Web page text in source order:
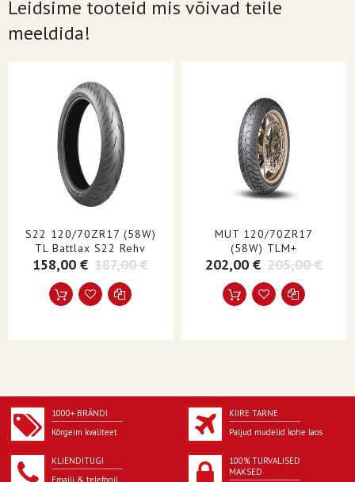
POSITSIOON
Esi
VELJE DIAMEETER
REHVI SUURUS
TURVISEMUSTER/MUDEL
Sportsman MK3
TUUBI TÜÜP
Tuubita
Supersport
TOOTE NIMETUS
Rehv
Leidsime tooteid mis võivad teile
meeldida!
S22 120/70ZR17 (58W)
TL Battlax S22 Rehv
158,00 € 187,00 €
MUT 120/70ZR17
(58W) TLM+
202,00 € 205,00 €
1000+ BRÄNDI
Kõrgeim kvaliteet
KIIRE TARNE
Paljud mudelid kohe laos
KLIENDITUGI
Emaili & telefonil
100% TURVALISED
MAKSED